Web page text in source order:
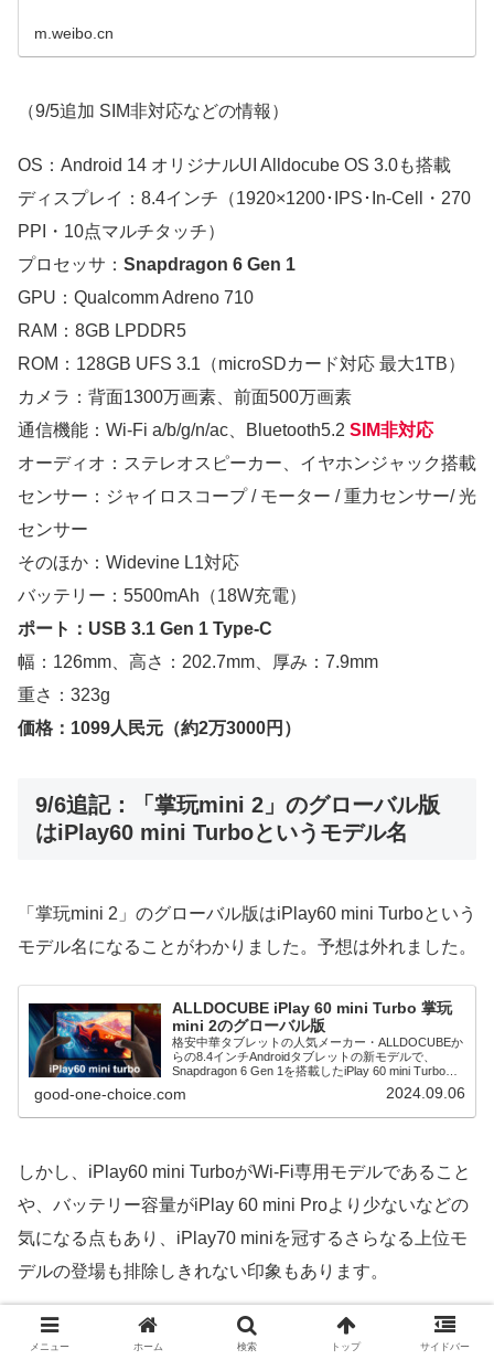
m.weibo.cn
（9/5追加 SIM非対応などの情報）
OS：Android 14 オリジナルUI Alldocube OS 3.0も搭載
ディスプレイ：8.4インチ（1920×1200･IPS･In-Cell・270
PPI・10点マルチタッチ）
プロセッサ： Snapdragon 6 Gen 1
GPU：Qualcomm Adreno 710
RAM：8GB LPDDR5
ROM：128GB UFS 3.1（microSDカード対応 最大1TB）
カメラ：背面1300万画素、前面500万画素
通信機能：Wi-Fi a/b/g/n/ac、Bluetooth5.2 SIM非対応
オーディオ：ステレオスピーカー、イヤホンジャック搭載
センサー：ジャイロスコープ / モーター / 重力センサー/ 光
センサー
そのほか：Widevine L1対応
バッテリー：5500mAh（18W充電）
ポート：USB 3.1 Gen 1 Type-C
幅：126mm、高さ：202.7mm、厚み：7.9mm
重さ：323g
価格：1099人民元（約2万3000円）
9/6追記：「掌玩mini 2」のグローバル版
はiPlay60 mini Turboというモデル名
「掌玩mini 2」のグローバル版はiPlay60 mini Turboという
モデル名になることがわかりました。予想は外れました。
ALLDOCUBE iPlay 60 mini Turbo 掌玩
mini 2のグローバル版
格安中華タブレットの人気メーカー・ALLDOCUBEか
らの8.4インチAndroidタブレットの新モデルで、
Snapdragon 6 Gen 1を搭載したiPlay 60 mini Turboの
good-one-choice.com 2024.09.06
しかし、iPlay60 mini TurboがWi-Fi専用モデルであること
や、バッテリー容量がiPlay 60 mini Proより少ないなどの
気になる点もあり、iPlay70 miniを冠するさらなる上位モ
デルの登場も排除しきれない印象もあります。
追記：iPlay60 mini Turboが10月初旬にア
メニュー ホーム 検索 トップ サイドバー